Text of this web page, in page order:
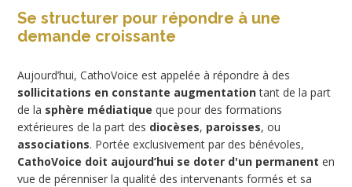
Se structurer pour répondre à une
demande croissante
Aujourd’hui, CathoVoice est appelée à répondre à des
sollicitations en constante augmentationtant de la part
de la sphère médiatique que pour des formations
extérieures de la part des diocèses, paroisses, ou
associations. Portée exclusivement par des bénévoles,
CathoVoice doit aujourd’hui se doter d'un permanent en
vue de pérenniser la qualité des intervenants formés et sa